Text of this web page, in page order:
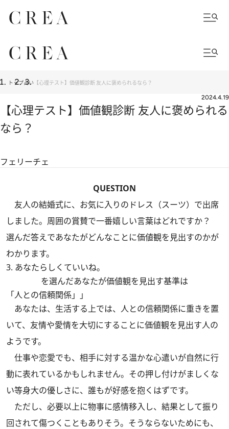
トップ占い 【心理テスト】価値観診断 友人に褒められるなら？
2024.4.19
【心理テスト】価値観診断 友人に褒められる
なら？
フェリーチェ
QUESTION
友人の結婚式に、お気に入りのドレス（スーツ）で出席
しました。周囲の賞賛で一番嬉しい言葉はどれですか？
選んだ答えであなたがどんなことに価値観を見出すのかが
わかります。
3. あなたらしくていいね。
を選んだあなたが価値観を見出す基準は
「人との信頼関係」」
あなたは、生活する上では、人との信頼関係に重きを置
いて、友情や愛情を大切にすることに価値観を見出す人の
ようです。
仕事や恋愛でも、相手に対する温かな心遣いが自然に行
動に表れているかもしれません。その押し付けがましくな
い等身大の優しさに、誰もが好感を抱くはずです。
ただし、必要以上に物事に感情移入し、結果として振り
回されて傷つくこともありそう。そうならないためにも、